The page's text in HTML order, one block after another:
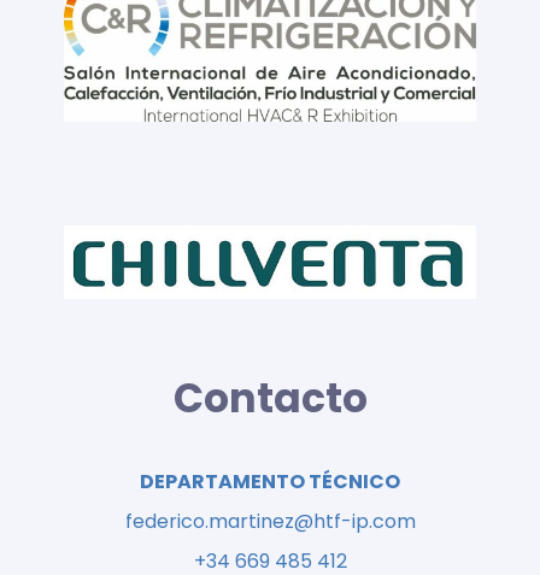
Contacto
DEPARTAMENTO TÉCNICO
federico.martinez@htf-ip.com
+34 669 485 412